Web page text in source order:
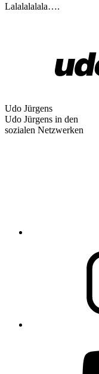
Lalalalalala….
Udo Jürgens
Udo Jürgens in den
sozialen Netzwerken